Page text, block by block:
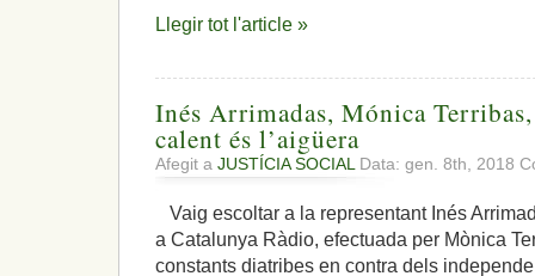
Llegir tot l'article »
Inés Arrimadas, Mónica
calent és l’aigüera
Afegit a JUSTÍCIA SOCIAL Data: gen. 8th, 2018
Vaig escoltar a la representant Inés
a Catalunya Ràdio, efectuada per Mònica
constants diatribes en contra dels